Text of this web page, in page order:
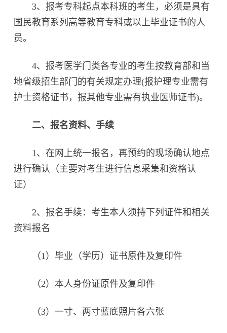
3、报考专科起点本科班的考生，必须是具有
国民教育系列高等教育专科或以上毕业证书的人
员。
4、报考医学门类各专业的考生按教育部和当
地省级招生部门的有关规定办理(报护理专业需有
护士资格证书，报其他专业需有执业医师证书)。
二、报名资料、手续
1、在网上统一报名，再预约的现场确认地点
进行确认（主要对考生进行信息采集和资格认
证）
2、报名手续：考生本人须持下列证件和相关
资料报名
（1）毕业（学历）证书原件及复印件
（2）本人身份证原件及复印件
（3）一寸、两寸蓝底照片各六张